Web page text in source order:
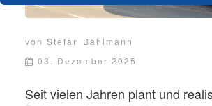
von Stefan Bahlmann
03. Dezember 2025
Seit vielen Jahren plant und